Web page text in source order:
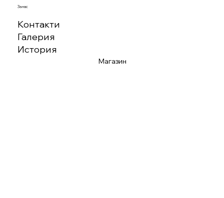
За нас
Контакти
Галерия
История
Магазин